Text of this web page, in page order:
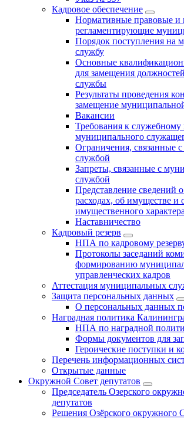
Кадровое обеспечение
Нормативные правовые и
регламентирующие
Порядок поступления на
службу
Основные
для замещения
службы
Результаты проведения
замещение
Вакансии
Требования к
муниципального
Ограничения, связанные
службой
Запреты, связанные с
службой
Представление сведений
расходах, об имуществе и
имущественного характера
Наставничество
Кадровый резерв
НПА по кадровому
Протоколы заседаний
формированию
управленческих кадров
Аттестация муниципальных
Защита персональных данных
О персональных данных
Наградная политика
НПА по наградной
Формы документов для
Героические поступки и
Перечень информационных
Открытые данные
Окружной Совет депутатов
Председатель Озерского
депутатов
Решения Озёрского окружного